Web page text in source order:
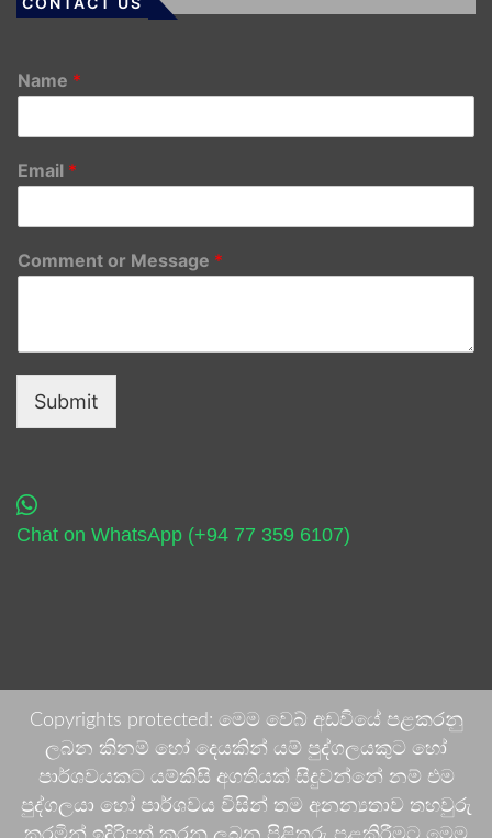
Name *
Email *
Comment or Message *
Submit
Chat on WhatsApp (+94 77 359 6107)
Copyrights protected: මෙම වෙබ් අඩවියේ පළකරනු
ලබන කිනම් හෝ දෙයකින් යම් පුද්ගලයකුට හෝ
පාර්ශවයකට යම්කිසි අගතියක් සිදුවන්නේ නම් එම
පුද්ගලයා හෝ පාර්ශවය විසින් තම අනන්‍යතාව තහවුරු